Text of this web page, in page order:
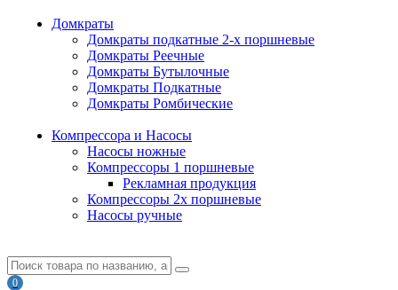
Домкраты
Домкраты подкатные 2-х поршневые
Домкраты Реечные
Домкраты Бутылочные
Домкраты Подкатные
Домкраты Ромбические
Компрессора и Насосы
Насосы ножные
Компрессоры 1 поршневые
Рекламная продукция
Компрессоры 2х поршневые
Насосы ручные
0